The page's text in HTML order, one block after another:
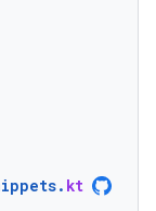
. kt